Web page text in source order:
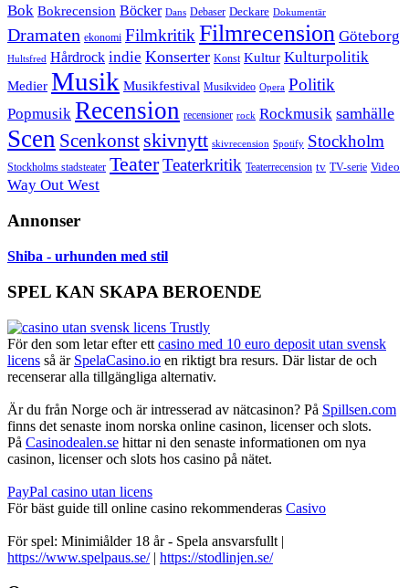
Bok Bokrecension Böcker Dans Debaser Deckare Dokumentär
Dramaten ekonomi Filmkritik Filmrecension Göteborg
Hultsfred Hårdrock indie Konserter Konst Kultur Kulturpolitik
Medier Musik Musikfestival Musikvideo Opera Politik
Popmusik Recension recensioner rock Rockmusik samhälle
Scen Scenkonst skivnytt skivrecension Spotify Stockholm
Stockholms stadsteater TeaterTeaterkritik Teaterrecension tv TV-serie Video
Way Out West
Annonser
Shiba - urhunden med stil
SPEL KAN SKAPA BEROENDE
För den som letar efter ett casino med 10 euro deposit utan svensk
licens så är SpelaCasino.io en riktigt bra resurs. Där listar de och
recenserar alla tillgängliga alternativ.
Är du från Norge och är intresserad av nätcasinon? På Spillsen.com
finns det senaste inom norska online casinon, licenser och slots.
På Casinodealen.se hittar ni den senaste informationen om nya
casinon, licenser och slots hos casino på nätet.
PayPal casino utan licens
För bäst guide till online casino rekommenderas Casivo
För spel: Minimiålder 18 år - Spela ansvarsfullt |
https://www.spelpaus.se/| https://stodlinjen.se/